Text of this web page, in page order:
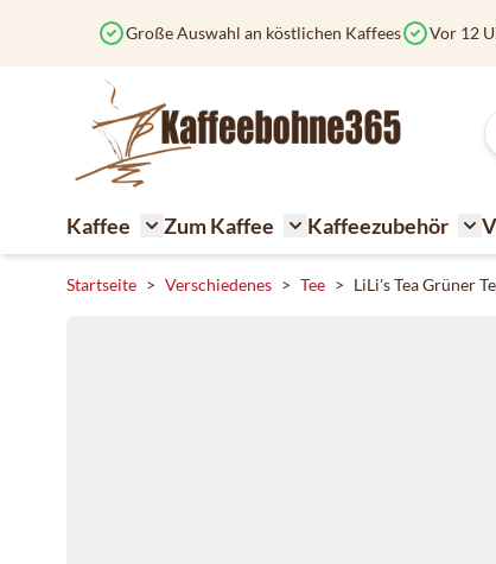
Große Auswahl an köstlichen Kaffees Vor 12
Kaffee
Toggle submenu for Kaffee
Zum Kaffee
Toggle submenu for
Kaffeezubehör
Startseite > Verschiedenes > Tee > LiLi's Tea Grüner